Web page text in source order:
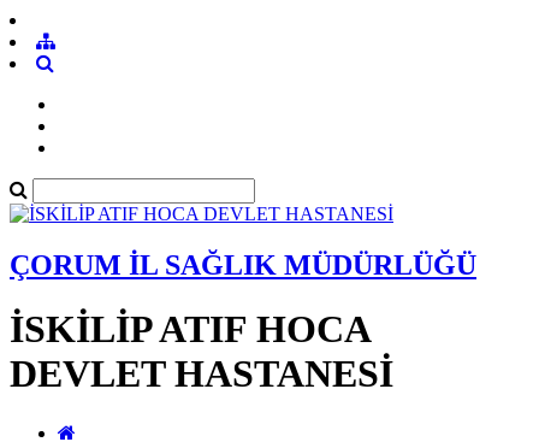
ÇORUM İL SAĞLIK MÜDÜRLÜĞÜ
İSKİLİP ATIF HOCA
DEVLET HASTANESİ